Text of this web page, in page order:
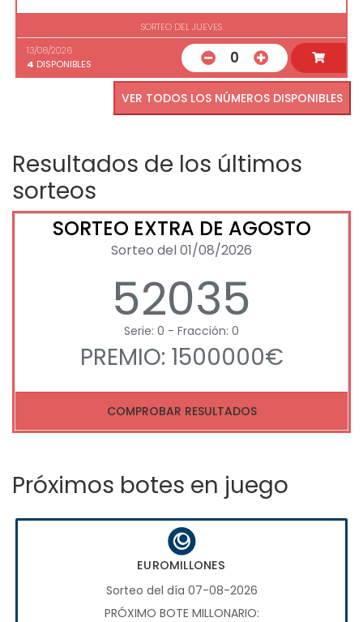
SORTEO DEL JUEVES
13/08/2026
4 DISPONIBLES 0
VER TODOS LOS NÚMEROS DISPONIBLES
Resultados de los últimos
sorteos
SORTEO EXTRA DE AGOSTO
Sorteo del 01/08/2026
52035
Serie: 0 - Fracción: 0
PREMIO: 1500000€
COMPROBAR RESULTADOS
Próximos botes en juego
EUROMILLONES
Sorteo del día 07-08-2026
PRÓXIMO BOTE MILLONARIO: